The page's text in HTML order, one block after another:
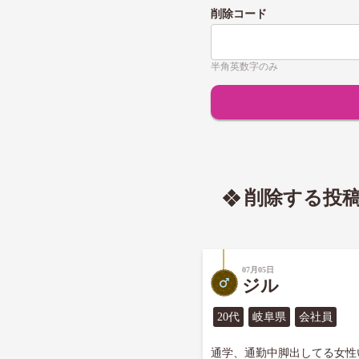
削除コード
半角英数字のみ
削除する投
07月05日
ジル
20代 岐阜県 会社員
通学、通勤中脚出してる女性